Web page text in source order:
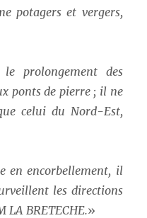
potagers et vergers,
prolongement des
ponts de pierre ; il ne
celui du Nord-Est,
en encorbellement, il
les directions
LA BRETECHE.»